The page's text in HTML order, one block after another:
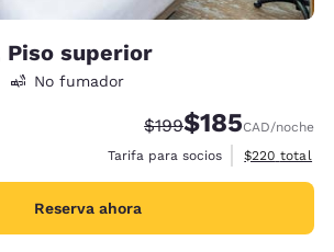
Piso superior
No fumador
Tarifa tachada:
$199Tarifa reducida:
$185CAD/noche
Tarifa para socios
Ver detalles
$220 total
Reserva ahora